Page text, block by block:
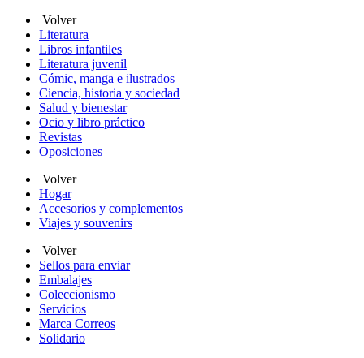
Volver
Literatura
Libros infantiles
Literatura juvenil
Cómic, manga e ilustrados
Ciencia, historia y sociedad
Salud y bienestar
Ocio y libro práctico
Revistas
Oposiciones
Volver
Hogar
Accesorios y complementos
Viajes y souvenirs
Volver
Sellos para enviar
Embalajes
Coleccionismo
Servicios
Marca Correos
Solidario